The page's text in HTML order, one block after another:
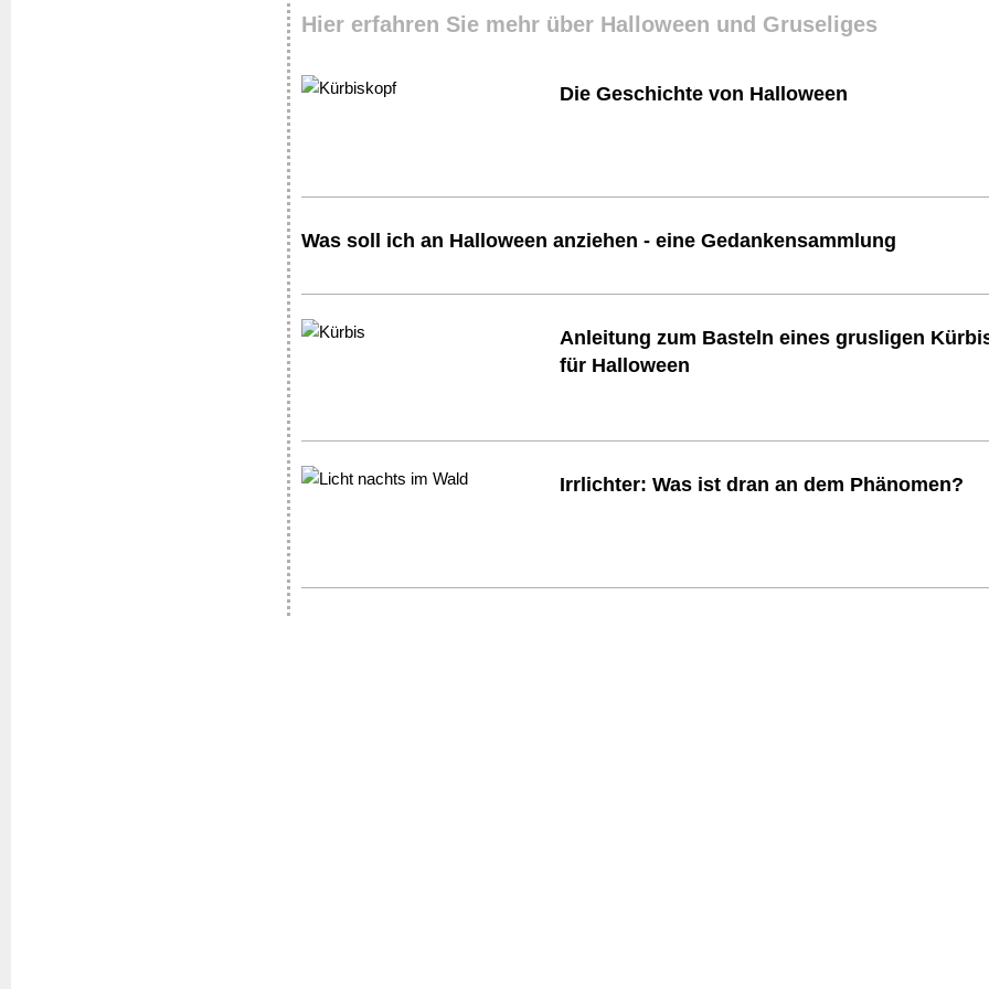
Hier erfahren Sie mehr über Halloween und Gruseliges
Die Geschichte von Halloween
Was soll ich an Halloween anziehen - eine Gedankensammlung
Anleitung zum Basteln eines grusligen
für Halloween
Irrlichter: Was ist dran an dem Phänomen?